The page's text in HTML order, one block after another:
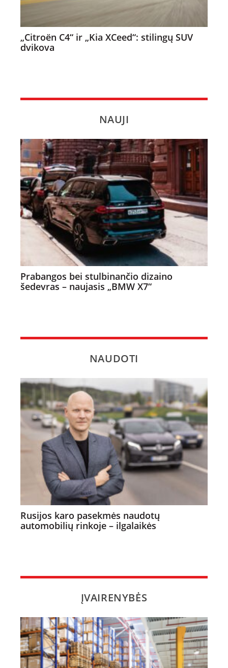
„Citroën C4“ ir „Kia XCeed“: stilingų SUV
dvikova
NAUJI
Prabangos bei stulbinančio dizaino
šedevras – naujasis „BMW X7“
NAUDOTI
Rusijos karo pasekmės naudotų
automobilių rinkoje – ilgalaikės
ĮVAIRENYBĖS